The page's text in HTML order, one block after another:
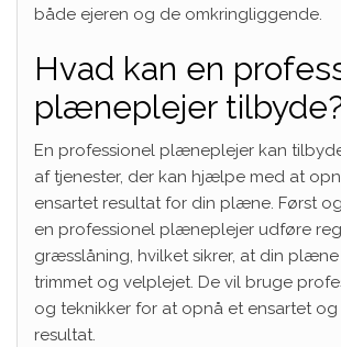
både ejeren og de omkringliggende.
Hvad kan en
plæneplejer
En professionel plæneplejer kan
af tjenester, der kan hjælpe med at
ensartet resultat for din plæne. Først
en professionel plæneplejer udføre
græsslåning, hvilket sikrer, at din
trimmet og velplejet. De vil bruge
og teknikker for at opnå et ensartet
resultat.